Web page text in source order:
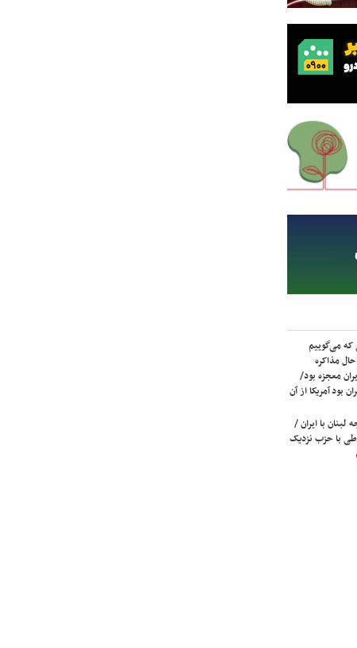
که می‌گوییم
مذاکره
معجزه بود/
بود آمریکا از آن
لبنان با ایران /
با حزب نزدیک